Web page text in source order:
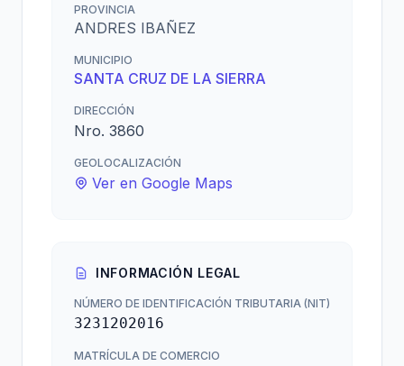
PROVINCIA
ANDRES IBAÑEZ
MUNICIPIO
SANTA CRUZ DE LA SIERRA
DIRECCIÓN
Nro. 3860
GEOLOCALIZACIÓN
Ver en Google Maps
INFORMACIÓN LEGAL
NÚMERO DE IDENTIFICACIÓN TRIBUTARIA (NIT)
3231202016
MATRÍCULA DE COMERCIO